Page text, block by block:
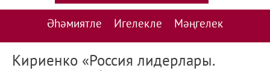
Әһәмиятле Игелекле Мәңгелек
Кириенко «Россия лидерлары.